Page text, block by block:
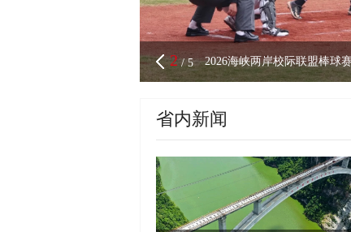
一曲查白歌 相约兴义城！贵
3 / 5
省内新闻